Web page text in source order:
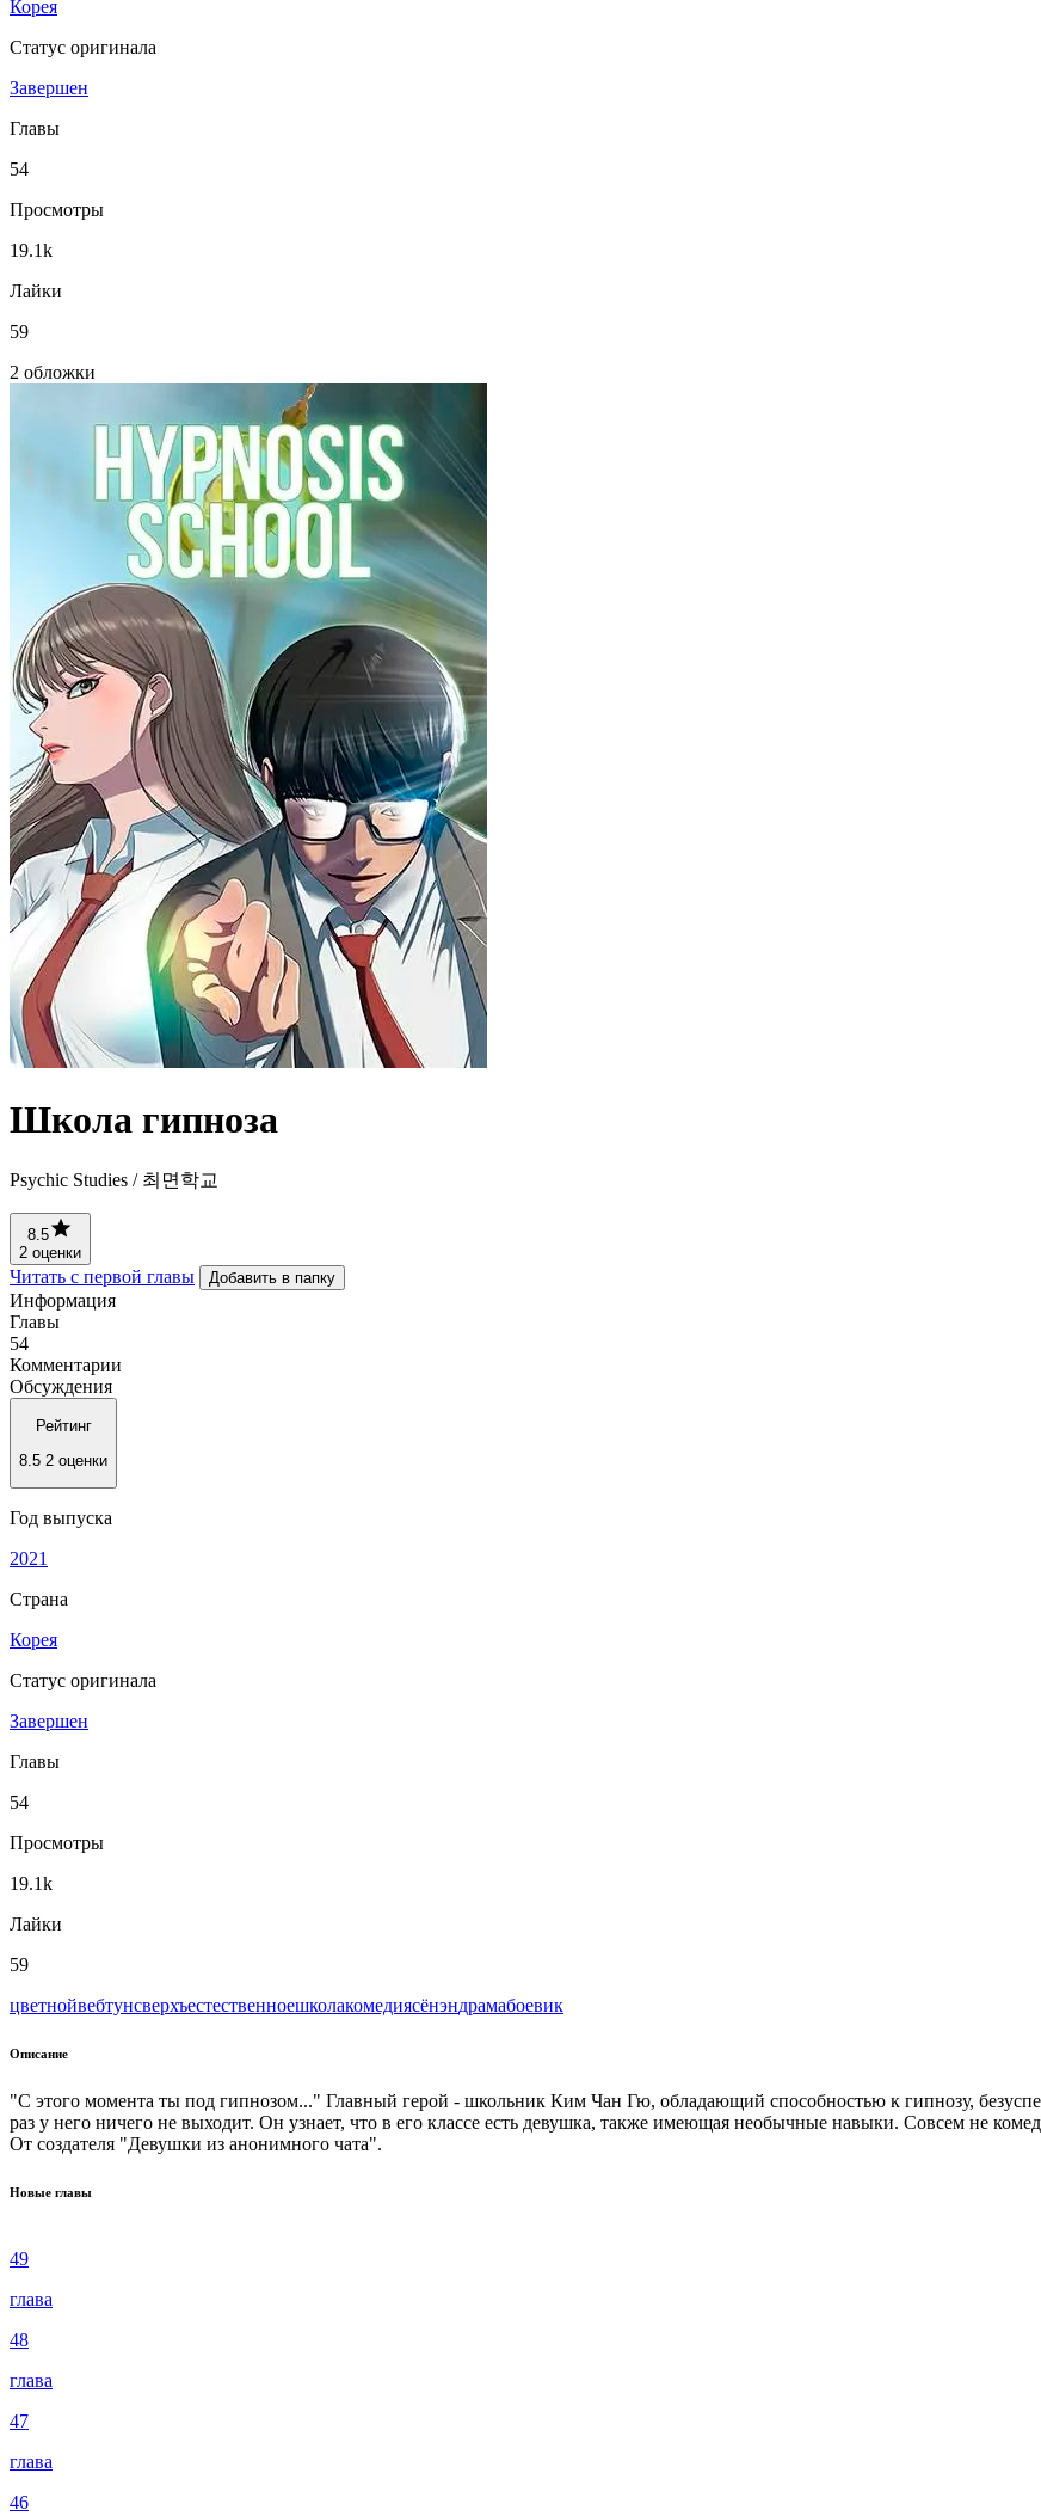
Корея
Статус оригинала
Завершен
Главы
54
Просмотры
19.1k
Лайки
59
2 обложки
Школа гипноза
Psychic Studies / 최면학교
8.5
2 оценки
Читать с первой главы Добавить в папку
Информация
Главы
54
Комментарии
Обсуждения
Рейтинг
8.5 2 оценки
Год выпуска
2021
Страна
Корея
Статус оригинала
Завершен
Главы
54
Просмотры
19.1k
Лайки
59
цветнойвeбтунсверхъестественноешколакомедиясёнэндрамабоевик
Описание
"С этого момента ты под гипнозом..." Главный герой - школьник Ким Чан Гю, обладающий способностью к гипнозу,
раз у него ничего не выходит. Он узнает, что в его классе есть девушка, также имеющая необычные навыки. Совсем не
От создателя "Девушки из анонимного чата".
Новые главы
49
глава
48
глава
47
глава
46